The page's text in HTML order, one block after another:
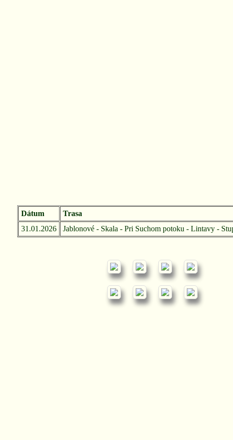
Dátum Trasa
31.01.2026
Jablonové - Skala - Pri Suchom potoku - Lintavy -